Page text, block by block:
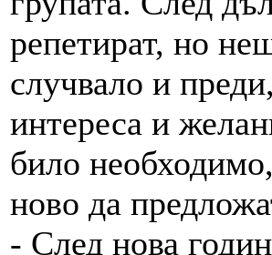
репетират, но
случвало и
интереса и
било
ново да
- След нова